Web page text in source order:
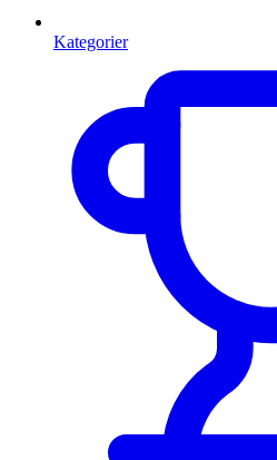
Kategorier